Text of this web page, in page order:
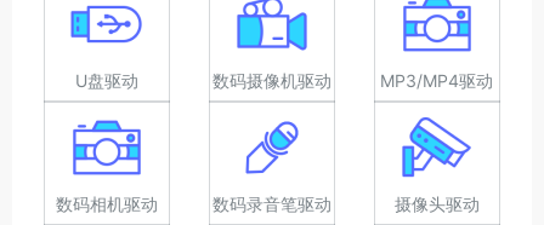
U盘驱动 数码摄像机驱动 MP3/MP4驱动
数码相机驱动 数码录音笔驱动 摄像头驱动